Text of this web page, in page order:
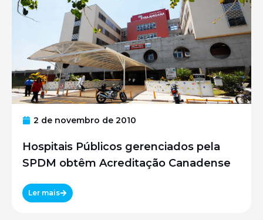
2 de novembro de 2010
Hospitais Públicos gerenciados pela
SPDM obtêm Acreditação Canadense
Ler mais